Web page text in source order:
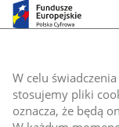
W celu
stosujemy pliki
oznacza, że będą